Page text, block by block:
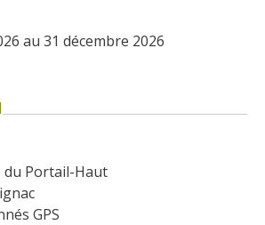
au 31 décembre 2026
du Portail-Haut
GPS